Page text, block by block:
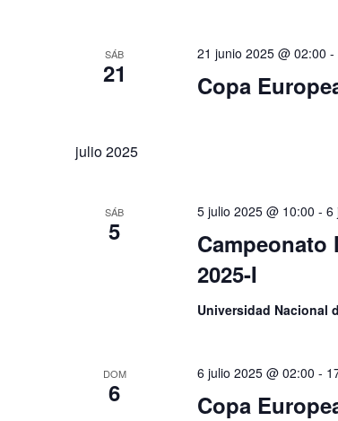
SÁB
21 Copa
21 junio 2025 @ 02:00 -
julio 2025
SÁB
5
2025-I
5 julio 2025 @ 10:00 - 6
Universidad Nacional
DOM
6 Copa
6 julio 2025 @ 02:00 -